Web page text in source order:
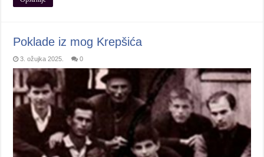
Poklade iz mog Krepšića
3. ožujka 2025. 0